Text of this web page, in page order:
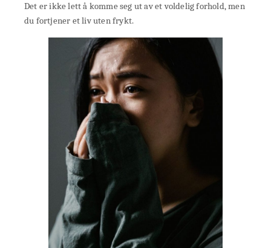
Det er ikke lett å komme seg ut av et voldelig forhold, men
du fortjener et liv uten frykt.